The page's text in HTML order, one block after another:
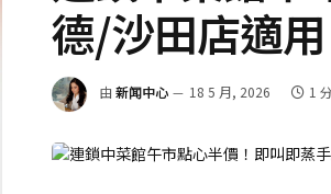
德/沙田店適用
由 新闻中心 18 5 月, 2026 1